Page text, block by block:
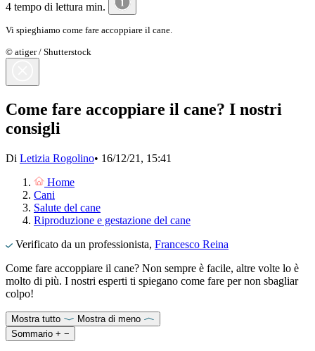
4 tempo di lettura min.
Vi spieghiamo come fare accoppiare il cane.
© atiger / Shutterstock
Come fare accoppiare il cane? I nostri
consigli
Di Letizia Rogolino• 16/12/21, 15:41
Home
Cani
Salute del cane
Riproduzione e gestazione del cane
Verificato da un professionista, Francesco Reina
Come fare accoppiare il cane? Non sempre è facile, altre volte lo è
molto di più. I nostri esperti ti spiegano come fare per non sbagliar
colpo!
Mostra tutto
Mostra di meno
Sommario + −